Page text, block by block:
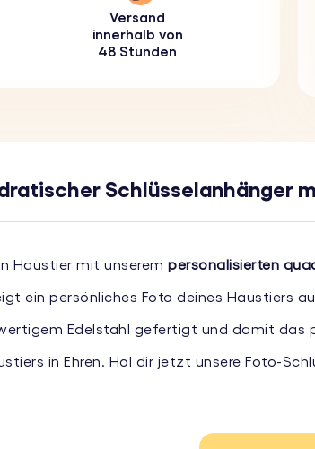
Versand
innerhalb von
48 Stunden
Schlüsselanhänger
Haustier mit unserem personalisierten
ein persönliches Foto deines Haustiers
Edelstahl gefertigt und damit
in Ehren. Hol dir jetzt unsere Foto-